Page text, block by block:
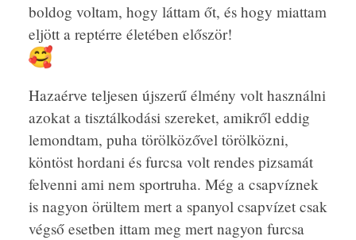
boldog voltam, hogy láttam őt, és hogy miattam
eljött a reptérre életében először!
Hazaérve teljesen újszerű élmény volt használni
azokat a tisztálkodási szereket, amikről eddig
lemondtam, puha törölközővel törölközni,
köntöst hordani és furcsa volt rendes pizsamát
felvenni ami nem sportruha. Még a csapvíznek
is nagyon örültem mert a spanyol csapvízet csak
végső esetben ittam meg mert nagyon furcsa